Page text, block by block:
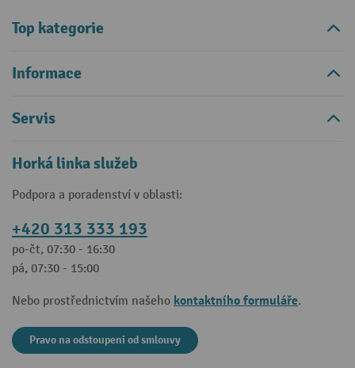
Top kategorie
Informace
Servis
Horká linka služeb
Podpora a poradenství v oblasti:
+420 313 333 193
po-čt, 07:30 - 16:30
pá, 07:30 - 15:00
Nebo prostřednictvím našeho kontaktního formuláře.
Pravo na odstoupeni od smlouvy